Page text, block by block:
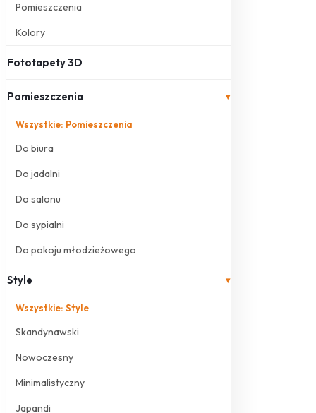
Pomieszczenia
Kolory
Fototapety 3D
Pomieszczenia ▾
Wszystkie: Pomieszczenia
Do biura
Do jadalni
Do salonu
Do sypialni
Do pokoju młodzieżowego
Style ▾
Wszystkie: Style
Skandynawski
Nowoczesny
Minimalistyczny
Japandi